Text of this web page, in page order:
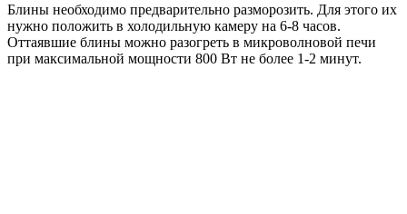
Блины необходимо предварительно разморозить. Для этого их
нужно положить в холодильную камеру на 6-8 часов.
Оттаявшие блины можно разогреть в микроволновой печи
при максимальной мощности 800 Вт не более 1-2 минут.